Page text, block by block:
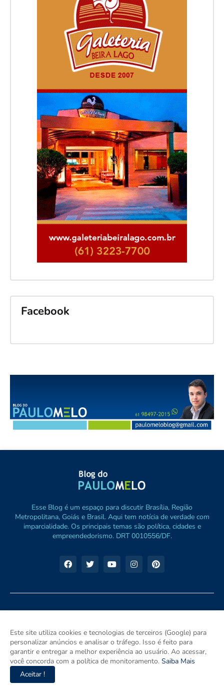
Facebook
Esse Blog é um espaço para discutir Brasília, Região
Metropolitana, Goiás e Brasil. Aqui tem notícia de verdade com
imparcialidade. Os principais temas são política, cidades e
empreendedorismo. DRT 0010556/DF.
Este site utiliza cookies e tecnologias de terceiros (Google) para
personalizar anúncios e analisar o tráfego. Isso é feito para
garantir e entregar a melhor experiência ao usuário. Ao acessar,
você concorda com a política de monitoramento. Saiba Mais
Aceitar !